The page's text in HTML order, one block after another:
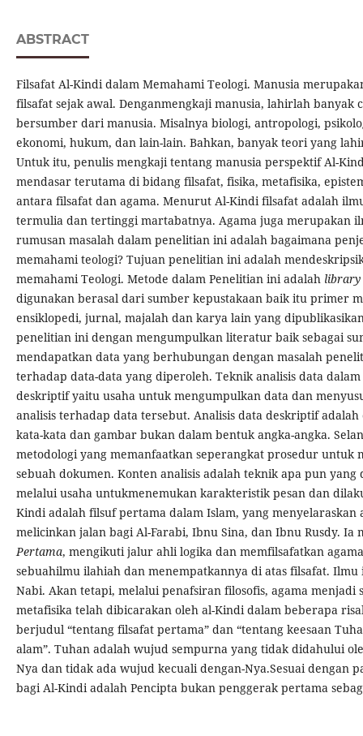
ABSTRACT
Filsafat Al-Kindi dalam Memahami Teologi. Manusia
filsafat sejak awal. Denganmengkaji manusia, lahirlah banyak
bersumber dari manusia. Misalnya biologi, antropologi,
ekonomi, hukum, dan lain-lain. Bahkan, banyak teori yang
Untuk itu, penulis mengkaji tentang manusia perspektif Al-
mendasar terutama di bidang filsafat, fisika, metafisika,
antara filsafat dan agama. Menurut Al-Kindi filsafat adalah
termulia dan tertinggi martabatnya. Agama juga merupakan
rumusan masalah dalam penelitian ini adalah bagaimana
memahami teologi? Tujuan penelitian ini adalah
memahami Teologi. Metode dalam Penelitian ini adalah library
digunakan berasal dari sumber kepustakaan baik itu primer
ensiklopedi, jurnal, majalah dan karya lain yang
penelitian ini dengan mengumpulkan literatur baik sebagai
mendapatkan data yang berhubungan dengan masalah
terhadap data-data yang diperoleh. Teknik analisis data
deskriptif yaitu usaha untuk mengumpulkan data dan
analisis terhadap data tersebut. Analisis data deskriptif
kata-kata dan gambar bukan dalam bentuk angka-angka.
metodologi yang memanfaatkan seperangkat prosedur untuk
sebuah dokumen. Konten analisis adalah teknik apa pun
melalui usaha untukmenemukan karakteristik pesan dan
Kindi adalah filsuf pertama dalam Islam, yang menyelaraskan
melicinkan jalan bagi Al-Farabi, Ibnu Sina, dan Ibnu Rusdy.
Pertama, mengikuti jalur ahli logika dan memfilsafatkan
sebuahilmu ilahiah dan menempatkannya di atas filsafat.
Nabi. Akan tetapi, melalui penafsiran filosofis, agama menjadi
metafisika telah dibicarakan oleh al-Kindi dalam beberapa
berjudul “tentang filsafat pertama” dan “tentang keesaan
alam”. Tuhan adalah wujud sempurna yang tidak didahului
Nya dan tidak ada wujud kecuali dengan-Nya.Sesuai dengan
bagi Al-Kindi adalah Pencipta bukan penggerak pertama